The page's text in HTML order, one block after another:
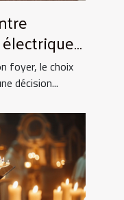
foyer, le choix
décision...